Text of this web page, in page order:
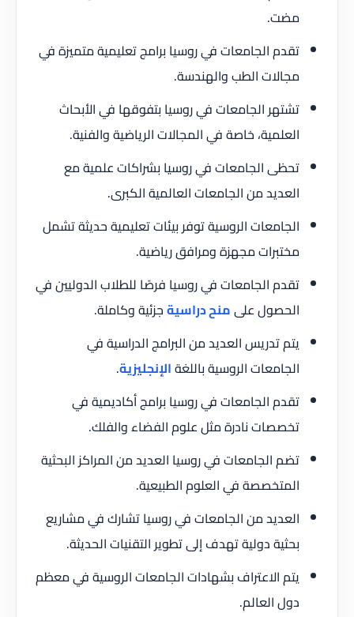
مضت.
تقدم الجامعات في روسيا برامج تعليمية متميزة في
مجالات الطب والهندسة.
تشتهر الجامعات في روسيا بتفوقها في الأبحاث
العلمية، خاصة في المجالات الرياضية والفنية.
تحظى الجامعات في روسيا بشراكات علمية مع
العديد من الجامعات العالمية الكبرى.
الجامعات الروسية توفر بيئات تعليمية حديثة تشمل
مختبرات مجهزة ومرافق رياضية.
تقدم الجامعات في روسيا فرصًا للطلاب الدوليين في
الحصول علىمنح دراسيةجزئية وكاملة.
يتم تدريس العديد من البرامج الدراسية في
الجامعات الروسية باللغةالإنجليزية.
تقدم الجامعات في روسيا برامج أكاديمية في
تخصصات نادرة مثل علوم الفضاء والفلك.
تضم الجامعات في روسيا العديد من المراكز البحثية
المتخصصة في العلوم الطبيعية.
العديد من الجامعات في روسيا تشارك في مشاريع
بحثية دولية تهدف إلى تطوير التقنيات الحديثة.
يتم الاعتراف بشهادات الجامعات الروسية في معظم
دول العالم.